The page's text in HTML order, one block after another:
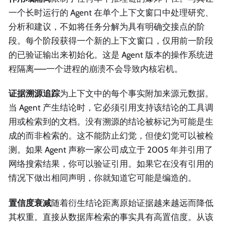
一个长时运行的 Agent 在单个上下文窗口中处理研究、
分析和建议，不如将任务分解为具有明确交接点的阶
段。每个阶段获得一个新的上下文窗口，仅用前一阶段
的已验证输出来初始化。这是 Agent 版本的操作系统进
程隔离——一个进程的崩溃不会导致内核宕机。
证据溯源追踪为上下文中的每个事实附加来源元数据。
当 Agent 产生结论时，它必须引用支持该结论的工具调
用或检索到的文档。没有溯源的结论被标记为可能是生
成的而非检索的。这不能防止幻觉，但使幻觉可以被检
测。如果 Agent 声称一家公司成立于 2005 年并引用了
网络搜索结果，你可以验证引用。如果它在没有引用的
情况下做出相同声明，你就知道它可能是编造的。
置信度衰减随着衍生结论距离原始证据越来越远而降低
其权重。直接从数据库检索的事实具有高置信度。从该